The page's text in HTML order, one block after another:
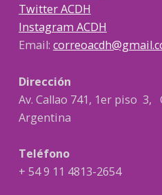
Twitter ACDH
Instagram ACDH
Email:
Dirección
Av. Callao 741, 1er piso 3,
Argentina
Teléfono
+ 54 9 11 4813-2654